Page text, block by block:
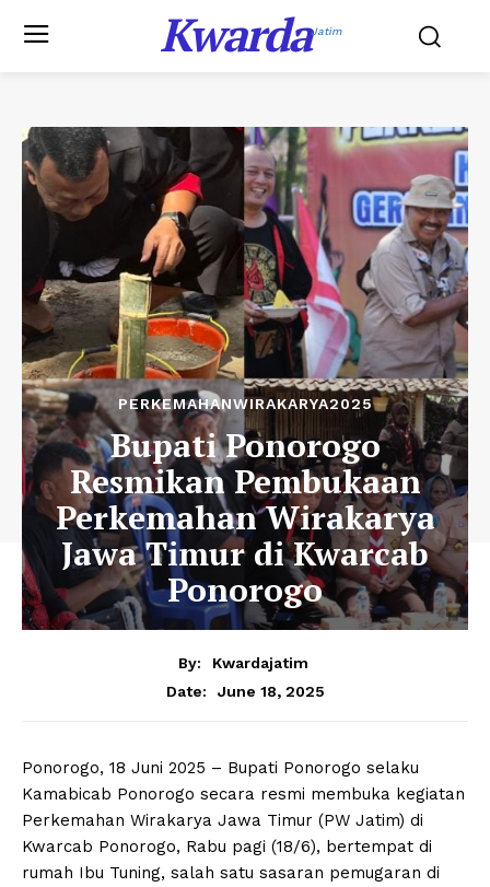
KwardaJatim
PERKEMAHANWIRAKARYA2025
Bupati Ponorogo
Resmikan Pembukaan
Perkemahan Wirakarya
Jawa Timur di Kwarcab
Ponorogo
By:
Kwardajatim
Date:
June 18, 2025
Ponorogo, 18 Juni 2025 – Bupati Ponorogo selaku
Kamabicab Ponorogo secara resmi membuka kegiatan
Perkemahan Wirakarya Jawa Timur (PW Jatim) di
Kwarcab Ponorogo, Rabu pagi (18/6), bertempat di
rumah Ibu Tuning, salah satu sasaran pemugaran di